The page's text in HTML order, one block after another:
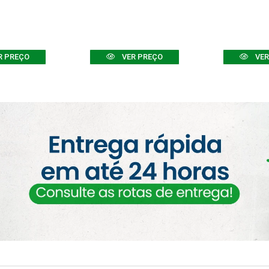
PREÇO VER PREÇO